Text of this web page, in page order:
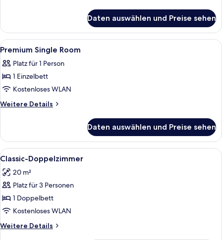
Double
Room
Daten auswählen und Preise sehen
Alle
Fotos
für
Premium
Single
Room
Ein Schlafzimmer mit Bett,
5
Premium Single Room
Platz für 1 Person
1 Einzelbett
Kostenloses WLAN
Weitere Details
Weitere
Single
Room
Daten auswählen und Preise sehen
Alle
Fotos
für
Classic-
Doppelzimmer
anzeigen
Ein Hotelzimmer mit einem großen
4
Classic-Doppelzimmer
20 m²
Platz für 3 Personen
1 Doppelbett
Kostenloses WLAN
Weitere Details
Weitere